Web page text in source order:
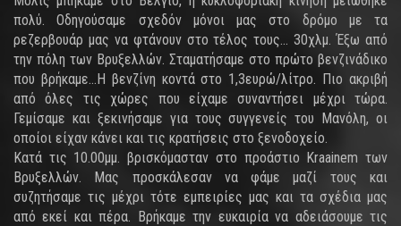
πολύ. Οδηγούσαμε σχεδόν μόνοι μας στο δρόμο με τα
ρεζερβουάρ μας να φτάνουν στο τέλος τους... 30χλμ. Έξω από
την πόλη των Βρυξελλών. Σταματήσαμε στο πρώτο βενζινάδικο
που βρήκαμε...Η βενζίνη κοντά στο 1,3ευρώ/λίτρο. Πιο ακριβή
από όλες τις χώρες που είχαμε συναντήσει μέχρι τώρα.
Γεμίσαμε και ξεκινήσαμε για τους συγγενείς του Μανόλη, οι
οποίοι είχαν κάνει και τις κρατήσεις στο ξενοδοχείο.
Κατά τις 10.00μμ. βρισκόμασταν στο προάστιο Kraainem των
Βρυξελλών. Μας προσκάλεσαν να φάμε μαζί τους και
συζητήσαμε τις μέχρι τότε εμπειρίες μας και τα σχέδια μας
από εκεί και πέρα. Βρήκαμε την ευκαιρία να αδειάσουμε τις